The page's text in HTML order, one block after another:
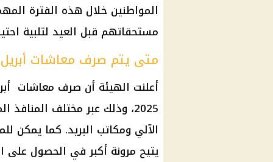
المواطنين خلال هذه الفترة
مستحقاتهم قبل العيد لتلبية
متى يتم صرف معاشات أبريل
أعلنت الهيئة أن صرف معاشات أبريل
2025، وذلك عبر مختلف
الآلي ومكاتب البريد. كما يمكن
يتيح مرونة أكبر في الحصول على